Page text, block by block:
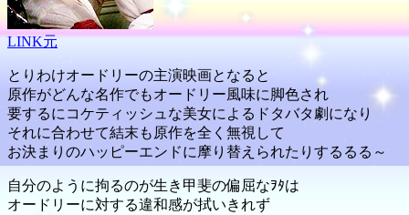
LINK元
とりわけオードリーの主演映画となると
原作がどんな名作でもオードリー風味に脚色され
要するにコケティッシュな美女によるドタバタ劇になり
それに合わせて結末も原作を全く無視して
お決まりのハッピーエンドに摩り替えられたりするるる～
自分のように拘るのが生き甲斐の偏屈なｦﾀは
オードリーに対する違和感が拭いきれず